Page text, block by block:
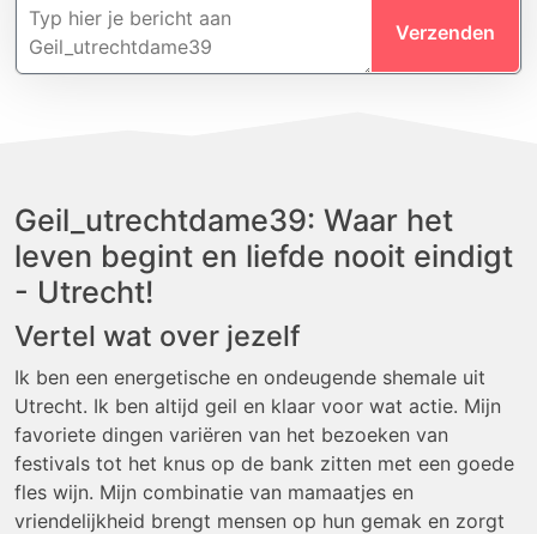
Verzenden
Geil_utrechtdame39: Waar het
leven begint en liefde nooit eindigt
- Utrecht!
Vertel wat over jezelf
Ik ben een energetische en ondeugende shemale uit
Utrecht. Ik ben altijd geil en klaar voor wat actie. Mijn
favoriete dingen variëren van het bezoeken van
festivals tot het knus op de bank zitten met een goede
fles wijn. Mijn combinatie van mamaatjes en
vriendelijkheid brengt mensen op hun gemak en zorgt